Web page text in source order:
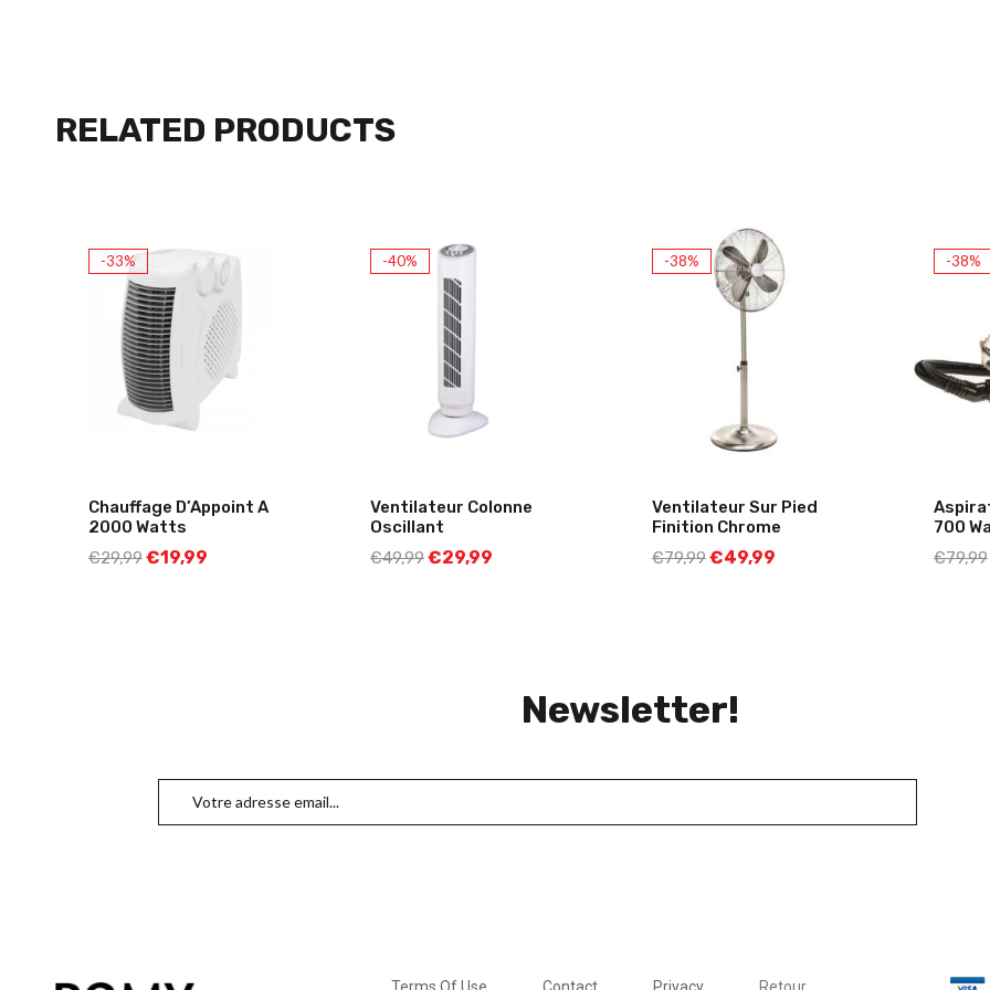
RELATED PRODUCTS
-33%
Chauffage D’Appoint A
2000 Watts
€29,99€19,99
-40%
Ventilateur Colonne
Oscillant
€49,99€29,99
-38%
Ventilateur Sur Pied
Finition Chrome
€79,99€49,99
-38%
700
€79,99
Newsletter!